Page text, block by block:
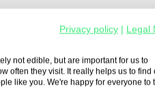
Privacy policy
Legal
not edible, but are important for us to
often they visit. It really helps us to find
like you. We're happy for everyone to